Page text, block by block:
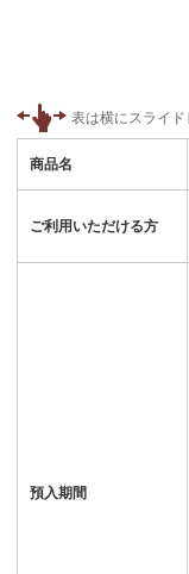
商品名
ご利用いただける方
預入期間